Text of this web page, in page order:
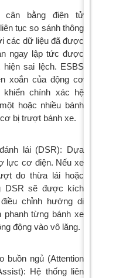
cân bằng điện tử
tục so sánh thông
các dữ liệu đã được
ngay lập tức được
sai lệch. ESBS
xoắn của động cơ
chính xác hệ
hoặc nhiều bánh
bị trượt bánh xe.
lái (DSR): Dựa
lực cơ điện. Nếu xe
do thừa lái hoặc
DSR sẽ được kích
chỉnh hướng di
phanh từng bánh xe
động vào vô lăng.
buồn ngủ (Attention
Hệ thống liên